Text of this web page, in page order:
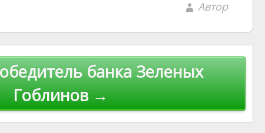
Автор
банка Зеленых
Гоблинов →